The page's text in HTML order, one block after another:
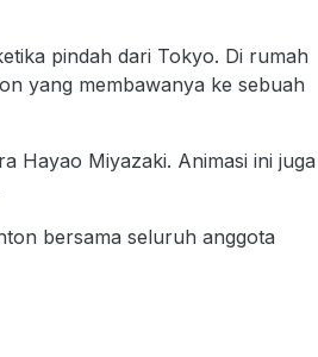
pindah dari Tokyo. Di rumah
yang membawanya ke sebuah
Hayao Miyazaki. Animasi ini juga
bersama seluruh anggota